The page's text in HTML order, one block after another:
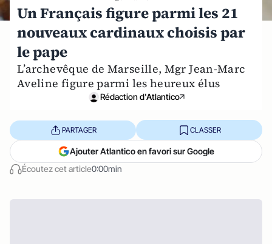
Un Français figure parmi les 21
nouveaux cardinaux choisis par
le pape
L’archevêque de Marseille, Mgr Jean-Marc
Aveline figure parmi les heureux élus
Rédaction d'Atlantico
Écoutez cet article0:00min
PARTAGER CLASSER
Ajouter Atlantico en favori sur Google